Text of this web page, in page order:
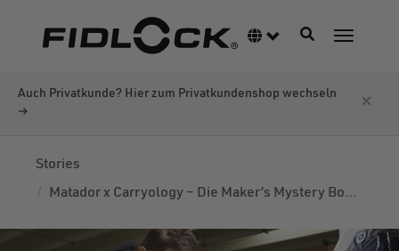
Sprachumschalter
Navigation
Auch Privatkunde? Hier zum Privatkundenshop wechseln
→
×
Stories
Matador x Carryology – Die Maker’s Mystery Box Challenge